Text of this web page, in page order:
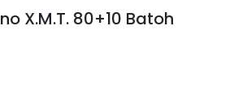
X.M.T. 80+10 Batoh